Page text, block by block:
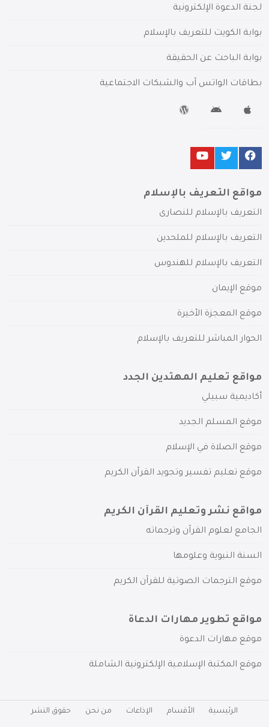
لجنة الدعوة الإلكترونية
بوابة الكويت للتعريف بالإسلام
بوابة الباحث عن الحقيقة
بطاقات الواتس آب والشبكات الاجتماعية
مواقع التعريف بالإسلام
التعريف بالإسلام للنصارى
التعريف بالإسلام للملحدين
التعريف بالإسلام للهندوس
موقع الإيمان
موقع المعجزة الأخيرة
الحوار المباشر للتعريف بالإسلام
مواقع تعليم المهتدين الجدد
أكاديمية سبيلي
موقع المسلم الجديد
موقع الصلاة في الإسلام
موقع تعليم تفسير وتجويد القرآن الكريم
مواقع نشر وتعليم القرآن الكريم
الجامع لعلوم القرآن وترجماته
السنة النبوية وعلومها
موقع الترجمات الصوتية للقرآن الكريم
مواقع تطوير مهارات الدعاة
موقع مهارات الدعوة
موقع المكتبة الإسلامية الإلكترونية الشاملة
الرئيسية الأقسام الإذاعات من نحن حقوق النشر